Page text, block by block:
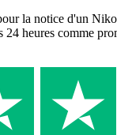
la notice d'un
24 heures comme